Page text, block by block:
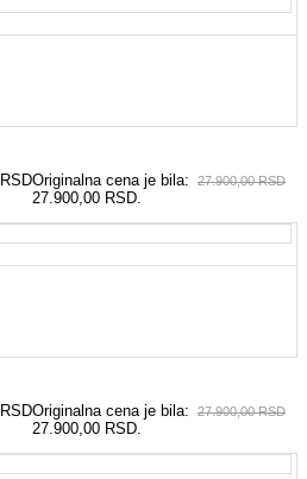
27.900,00RSD
Originalna cena je bila:
27.900,00 RSD.
RSD
27.900,00RSD
Originalna cena je bila:
27.900,00 RSD.
RSD